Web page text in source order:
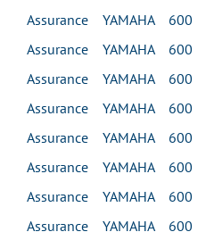
Assurance YAMAHA 600
Assurance YAMAHA 600
Assurance YAMAHA 600
Assurance YAMAHA 600
Assurance YAMAHA 600
Assurance YAMAHA 600
Assurance YAMAHA 600
Assurance YAMAHA 600